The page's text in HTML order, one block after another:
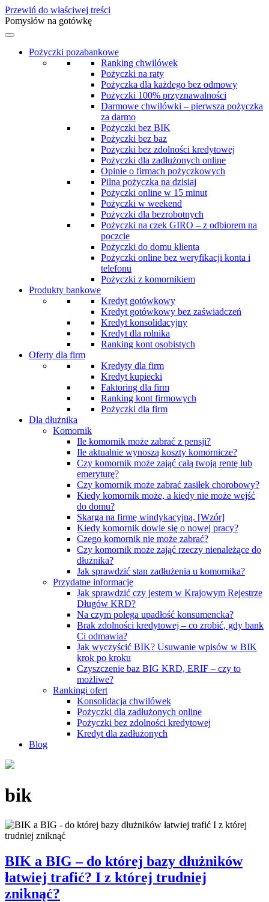
Przewiń do właściwej treści
Pomysłów na gotówkę
Pożyczki pozabankowe
Ranking chwilówek
Pożyczki na raty
Pożyczka dla każdego bez odmowy
Pożyczki 100% przyznawalności
Darmowe chwilówki – pierwsza pożyczka
za darmo
Pożyczki bez BIK
Pożyczki bez baz
Pożyczki bez zdolności kredytowej
Pożyczki dla zadłużonych online
Opinie o firmach pożyczkowych
Pilna pożyczka na dzisiaj
Pożyczki online w 15 minut
Pożyczki w weekend
Pożyczki dla bezrobotnych
Pożyczki na czek GIRO – z odbiorem na
poczcie
Pożyczki do domu klienta
Pożyczki online bez weryfikacji konta i
telefonu
Pożyczki z komornikiem
Produkty bankowe
Kredyt gotówkowy
Kredyt gotówkowy bez zaświadczeń
Kredyt konsolidacyjny
Kredyt dla rolnika
Ranking kont osobistych
Oferty dla firm
Kredyty dla firm
Kredyt kupiecki
Faktoring dla firm
Ranking kont firmowych
Pożyczki dla firm
Dla dłużnika
Komornik
Ile komornik może zabrać z pensji?
Ile aktualnie wynoszą koszty komornicze?
Czy komornik może zająć całą twoją rentę lub
emeryturę?
Czy komornik może zabrać zasiłek chorobowy?
Kiedy komornik może, a kiedy nie może wejść
do domu?
Skarga na firmę windykacyjną. [Wzór]
Kiedy komornik dowie się o nowej pracy?
Czego komornik nie może zabrać?
Czy komornik może zająć rzeczy nienależące do
dłużnika?
Jak sprawdzić stan zadłużenia u komornika?
Przydatne informacje
Jak sprawdzić czy jestem w Krajowym Rejestrze
Długów KRD?
Na czym polega upadłość konsumencka?
Brak zdolności kredytowej – co zrobić, gdy bank
Ci odmawia?
Jak wyczyścić BIK? Usuwanie wpisów w BIK
krok po kroku
Czyszczenie baz BIG KRD, ERIF – czy to
możliwe?
Rankingi ofert
Konsolidacja chwilówek
Pożyczki dla zadłużonych online
Pożyczki bez zdolności kredytowej
Kredyt dla zadłużonych
Blog
bik
BIK a BIG – do której bazy dłużników
łatwiej trafić? I z której trudniej
zniknąć?